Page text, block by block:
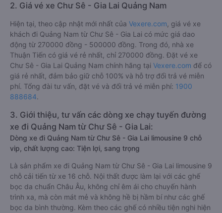
2. Giá vé xe Chư Sê - Gia Lai Quảng Nam
Hiện tại, theo cập nhật mới nhất của Vexere.com , giá vé xe
khách đi Quảng Nam từ Chư Sê - Gia Lai có mức giá dao
động từ 270000 đồng - 500000 đồng. Trong đó, nhà xe
Thuận Tiến có giá vé rẻ nhất, chỉ 270000 đồng. Đặt vé xe
Chư Sê - Gia Lai Quảng Nam chính hãng tại Vexere.com để có
giá rẻ nhất, đảm bảo giữ chỗ 100% và hỗ trợ đổi trả vé miễn
phí. Tổng đài tư vấn, đặt vé và đổi trả vé miễn phí: 1900
888684.
3. Giới thiệu, tư vấn các dòng xe chạy tuyến đường
xe đi Quảng Nam từ Chư Sê - Gia Lai:
Dòng xe đi Quảng Nam từ Chư Sê - Gia Lai limousine 9 chỗ
vip, chất lượng cao: Tiện lợi, sang trọng
Là sản phẩm xe đi Quảng Nam từ Chư Sê - Gia Lai limousine 9
chỗ cải tiến từ xe 16 chỗ. Nội thất được làm lại với các ghế
bọc da chuẩn Châu Âu, không chỉ êm ái cho chuyến hành
trình xa, mà còn mát mẻ và không hề bị hầm bí như các ghế
bọc da bình thường. Kèm theo các ghế có nhiều tiện nghi hiện